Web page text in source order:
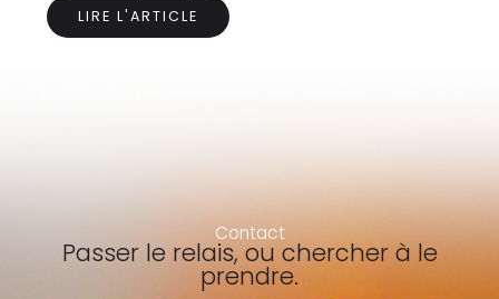
LIRE L'ARTICLE
Contact
Passer le relais, ou chercher à le
prendre.